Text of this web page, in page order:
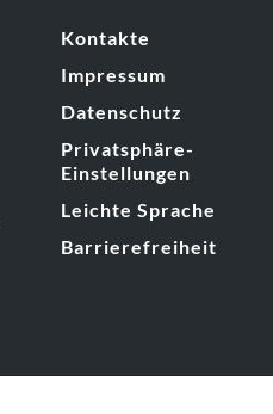
Kontakte
Impressum
Datenschutz
Privatsphäre-
Einstellungen
Leichte Sprache
Barrierefreiheit